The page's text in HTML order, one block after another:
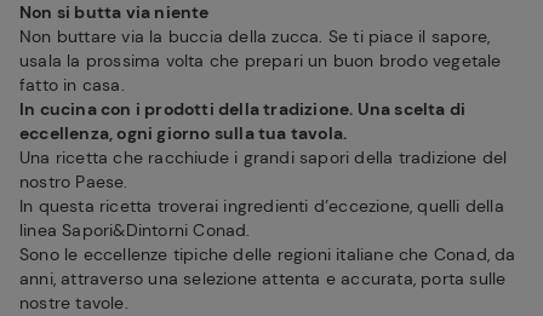
Non si butta via niente
Non buttare via la buccia della zucca. Se ti piace il sapore,
usala la prossima volta che prepari un buon brodo vegetale
fatto in casa.
In cucina con i prodotti della tradizione. Una scelta di
eccellenza, ogni giorno sulla tua tavola.
Una ricetta che racchiude i grandi sapori della tradizione del
nostro Paese.
In questa ricetta troverai ingredienti d’eccezione, quelli della
linea Sapori&Dintorni Conad.
Sono le eccellenze tipiche delle regioni italiane che Conad, da
anni, attraverso una selezione attenta e accurata, porta sulle
nostre tavole.